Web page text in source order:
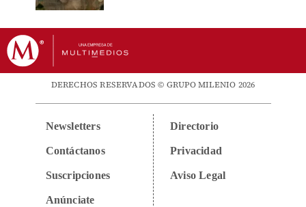
DERECHOS RESERVADOS © GRUPO MILENIO 2026
Newsletters
Contáctanos
Suscripciones
Anúnciate
Directorio
Privacidad
Aviso Legal